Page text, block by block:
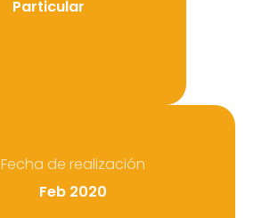
Particular
Fecha de realización
Feb 2020